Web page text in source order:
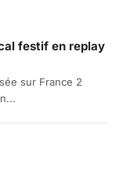
festif en replay
sur France 2